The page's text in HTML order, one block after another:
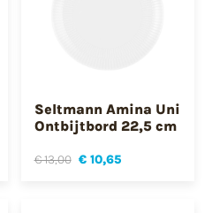
Seltmann Amina Uni
Ontbijtbord 22,5 cm
€ 13,00 € 10,65